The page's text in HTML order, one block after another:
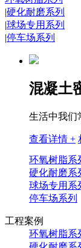
|硬化耐磨系列
|球场专用系列
|停车场系列
混凝土
生活中我们
查看详情 +
环氧树脂系
硬化耐磨系
球场专用系
停车场系列
工程案例
环氧树脂系